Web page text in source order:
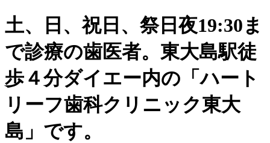
土、日、祝日、祭日夜19:30ま
で診療の歯医者。東大島駅徒
歩４分ダイエー内の「ハート
リーフ歯科クリニック東大
島」です。